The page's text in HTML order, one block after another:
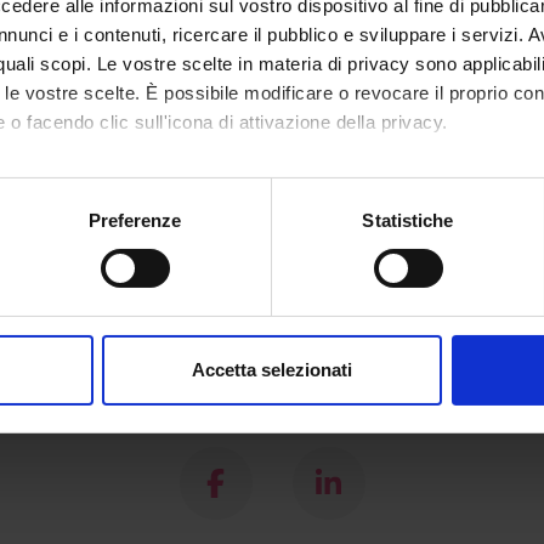
alle informazioni sul vostro dispositivo al fine di
e i contenuti, ricercare il pubblico e sviluppare i servizi.
scopi. Le vostre scelte in materia di privacy sono
vostre scelte. È possibile modificare o revocare il proprio
o facendo clic sull'icona di attivazione della privacy.
anche:
sulla tua posizione geografica, con un'approssimazione di
in qualsiasi momento dalla Dichiarazione sui cookie.
Preferenze Statistiche
Accetta selezionati
Share